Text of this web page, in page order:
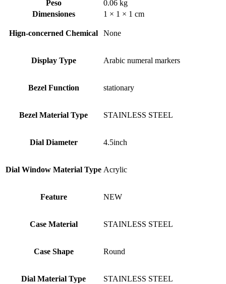
Peso
0.06 kg
Dimensiones
1 × 1 × 1 cm
Hign-concerned Chemical None
Display Type Arabic numeral markers
Bezel Function stationary
Bezel Material Type STAINLESS STEEL
Dial Diameter 4.5inch
Dial Window Material Type Acrylic
Feature NEW
Case Material STAINLESS STEEL
Case Shape Round
Dial Material Type STAINLESS STEEL